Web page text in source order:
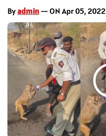
Byadmin — ON Apr 05, 2022